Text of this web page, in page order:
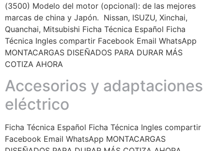
(3500) Modelo del motor (opcional): de las mejores
marcas de china y Japón. Nissan, ISUZU, Xinchai,
Quanchai, Mitsubishi Ficha Técnica Español Ficha
Técnica Ingles compartir Facebook Email WhatsApp
MONTACARGAS DISEÑADOS PARA DURAR MÁS
COTIZA AHORA
Accesorios y adaptaciones
eléctrico
Ficha Técnica Español Ficha Técnica Ingles compartir
Facebook Email WhatsApp MONTACARGAS